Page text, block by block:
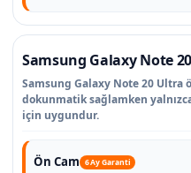
Samsung Galaxy Note
Samsung Galaxy Note 20
dokunmatik sağlamken
için uygundur.
Ön Cam 6 Ay Garanti